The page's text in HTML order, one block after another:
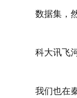
数据集，
科大讯飞
我们也在